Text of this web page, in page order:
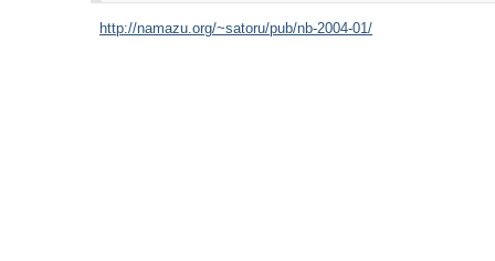
http://namazu.org/~satoru/pub/nb-2004-01/